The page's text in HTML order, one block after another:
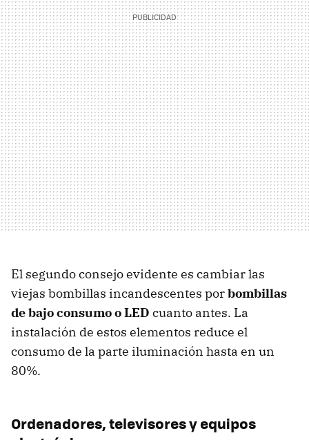
El segundo consejo evidente es cambiar las
viejas bombillas incandescentes porbombillas
de bajo consumo o LED cuanto antes. La
instalación de estos elementos reduce el
consumo de la parte iluminación hasta en un
80%.
Ordenadores, televisores y equipos